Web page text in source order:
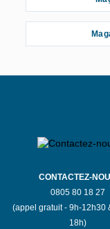
CONTACTEZ-
0805 80 18 27
(appel gratuit - 9h-12h30
18h)